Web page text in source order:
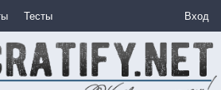
Тесты Вход